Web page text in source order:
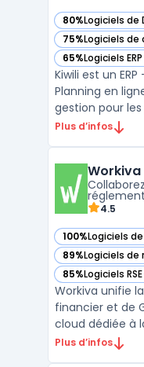
80%Logiciels
— voir Kiwili
75%Logiciels
— voir Kiwili
65%Logiciels
— voir Kiwili
Kiwili est un
Planning en
gestion pour
travailleurs
création de
...
Plus d’infos
Workiva
4.5
100%Logiciels
— voir Workiva
89%Logiciels de
— voir Workiva
85%Logiciels
— voir Workiva
Workiva unifie
financier et de
cloud dédiée à
documentaire,
Plus d’infos